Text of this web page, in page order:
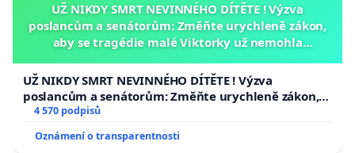
UŽ NIKDY SMRT NEVINNÉHO DÍTĚTE ! Výzva
poslancům a senátorům: Změňte urychleně zákon,
aby se tragédie malé Viktorky už nemohla
UŽ NIKDY SMRT NEVINNÉHO DÍTĚTE ! Výzva
poslancům a senátorům: Změňte urychleně zákon,
aby se tragédie malé Viktorky už nemohla opakovat!
4 570 podpisů
Oznámení o transparentnosti